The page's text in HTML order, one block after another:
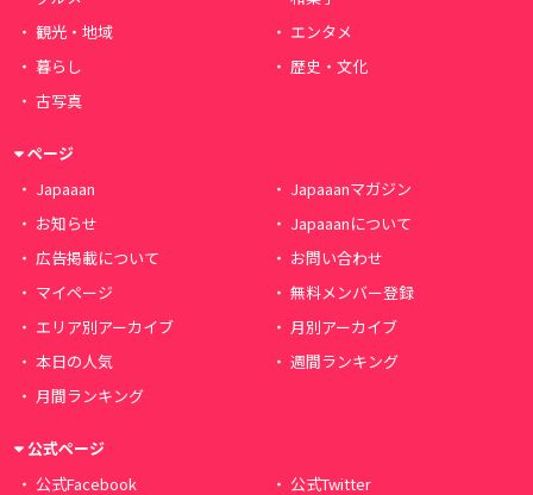
観光・地域
エンタメ
暮らし
歴史・文化
古写真
ページ
Japaaan
Japaaanマガジン
お知らせ
Japaaanについて
広告掲載について
お問い合わせ
マイページ
無料メンバー登録
エリア別アーカイブ
月別アーカイブ
本日の人気
週間ランキング
月間ランキング
公式ページ
公式Facebook
公式Twitter